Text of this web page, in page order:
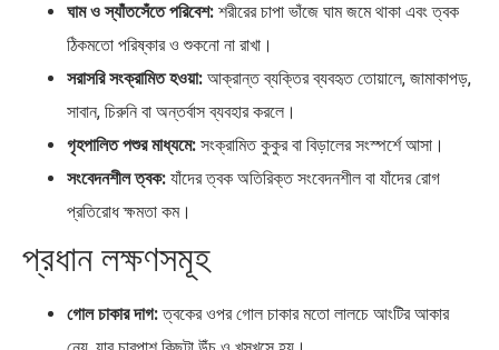
ঘাম ও স্যাঁতসেঁতে পরিবেশ: শরীরের চাপা ভাঁজে ঘাম জমে থাকা এবং ত্বক
ঠিকমতো পরিষ্কার ও শুকনো না রাখা।
সরাসরি সংক্রামিত হওয়া: আক্রান্ত ব্যক্তির ব্যবহৃত তোয়ালে, জামাকাপড়,
সাবান, চিরুনি বা অন্তর্বাস ব্যবহার করলে।
গৃহপালিত পশুর মাধ্যমে: সংক্রামিত কুকুর বা বিড়ালের সংস্পর্শে আসা।
সংবেদনশীল ত্বক: যাঁদের ত্বক অতিরিক্ত সংবেদনশীল বা যাঁদের রোগ
প্রতিরোধ ক্ষমতা কম।
প্রধান লক্ষণসমূহ
গোল চাকার দাগ:ত্বকের ওপর গোল চাকার মতো লালচে আংটির আকার